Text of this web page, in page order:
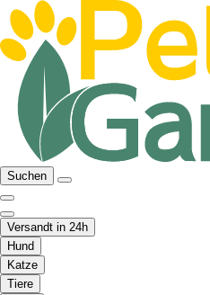
Suchen
Versandt in 24h
Hund
Katze
Tiere